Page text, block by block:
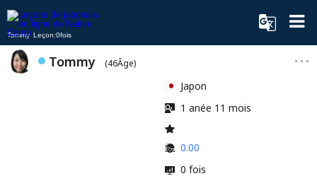
Tommy Leçon:0fois
Tommy (46Âge)
Japon
1 anée 11 mois
0.00
0 fois